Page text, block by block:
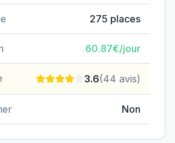
275 places
60.87€/jour
3.6(44 avis)
Non